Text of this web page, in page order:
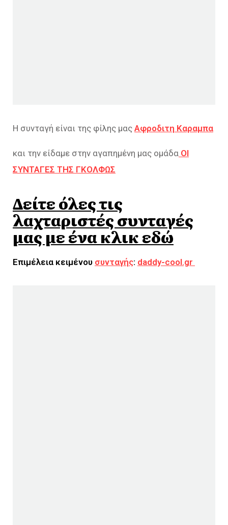
Η συνταγή είναι της φίλης μας Αφροδιτη Καραμπα
και την είδαμε στην αγαπημένη μας ομάδα ΟΙ
ΣΥΝΤΑΓΕΣ ΤΗΣ ΓΚΟΛΦΩΣ
Δείτε όλες τις
λαχταριστές συνταγές
μας με ένα κλικ εδώ
Επιμέλεια κειμένου συνταγής: daddy-cool.gr